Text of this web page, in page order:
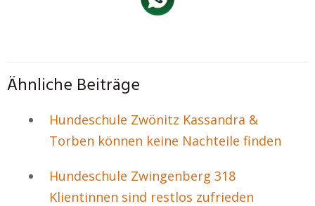
Ähnliche Beiträge
Hundeschule Zwönitz Kassandra &
Torben können keine Nachteile finden
Hundeschule Zwingenberg 318
Klientinnen sind restlos zufrieden